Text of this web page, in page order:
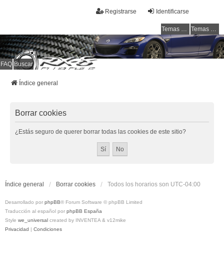
Identificarse
Registrarse
Temas sin respuesta Temas activos
Welcome to all rotarys !!!
FAQ Buscar
Índice general
Borrar cookies
¿Estás seguro de querer borrar todas las cookies de este sitio?
Índice general Borrar cookies Todos los horarios son UTC-04:00
Desarrollado por phpBB® Forum Software © phpBB Limited
Traducción al español por phpBB España
Style we_universal created by INVENTEA & v12mike
Privacidad | Condiciones